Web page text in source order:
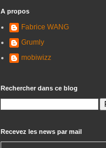
A propos
Fabrice WANG
Grumly
mobiwizz
Rechercher dans ce blog
Recevez les news par mail